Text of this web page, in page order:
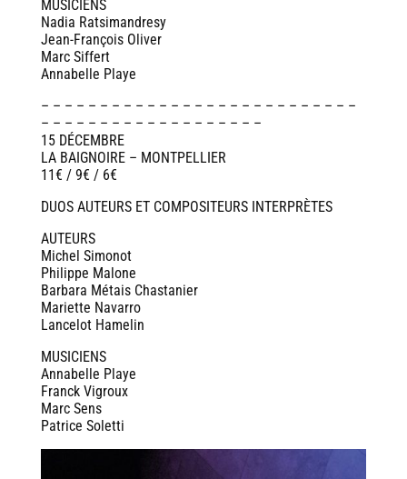
MUSICIENS
Nadia Ratsimandresy
Jean-François Oliver
Marc Siffert
Annabelle Playe
– – – – – – – – – – – – – – – – – – – – – – – – – – –
– – – – – – – – – – – – – – – – – – –
15 DÉCEMBRE
LA BAIGNOIRE – MONTPELLIER
11€ / 9€ / 6€
DUOS AUTEURS ET COMPOSITEURS INTERPRÈTES
AUTEURS
Michel Simonot
Philippe Malone
Barbara Métais Chastanier
Mariette Navarro
Lancelot Hamelin
MUSICIENS
Annabelle Playe
Franck Vigroux
Marc Sens
Patrice Soletti